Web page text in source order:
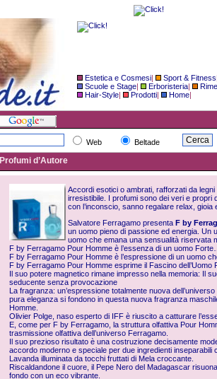
Estetica e Cosmesi| Sport & Fitness
Scuole e Stage| Erboristeria|
Hair-Style| Prodotti| Home|
Web Beltade
Profumi d’Autore
Accordi esotici o ambrati, rafforzati da
irresistibile. I profumi sono dei veri e propri
con l’inconscio, sanno regalare relax, gioia
Salvatore Ferragamo presenta F by
un uomo pieno di passione ed energia. Un
uomo che emana una sensualità riservata
F by Ferragamo Pour Homme è l’essenza di un uomo Forte…
F by Ferragamo Pour Homme è l’espressione di un uomo
F by Ferragamo Pour Homme esprime il Fascino dell’Uomo
Il suo potere magnetico rimane impresso nella memoria: Il
seducente senza provocazione
La fragranza: un’espressione totalmente nuova
pura eleganza si fondono in questa nuova fragranza
Homme.
Olivier Polge, naso esperto di IFF è riuscito a catturare
E, come per F by Ferragamo, la struttura olfattiva Pour
trasmissione olfattiva dell’universo Ferragamo.
Il suo prezioso risultato è una costruzione decisamente
accordo moderno e speciale per due ingredienti inseparabili
Lavanda illuminata da tocchi fruttati di Mela croccante.
Riscaldandone il cuore, il Pepe Nero del Madagascar
fondo con un eco vibrante.